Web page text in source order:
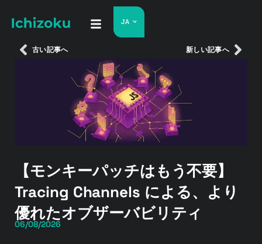
JA
古い記事へ 新しい記事へ
【モンキーパッチはもう不要】
Tracing Channels による、より
優れたオブザーバビリティ
06/08/2026